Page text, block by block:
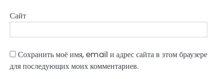
Сайт
Сохранить моё имя, email и адрес сайта в этом браузере
для последующих моих комментариев.